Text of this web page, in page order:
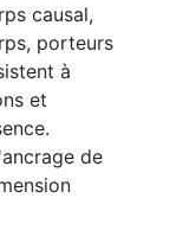
causal,
porteurs
à
et
de